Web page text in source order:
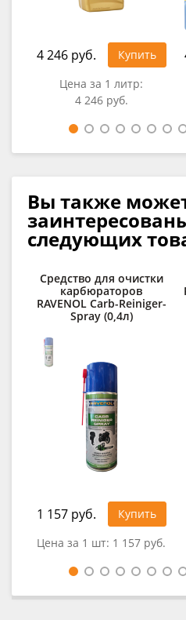
4 246 руб.
Купить
Цена за 1 литр:
4 246 руб.
Вы также
следующих
Средство для очистки
карбюраторов
RAVENOL Carb-Reiniger-
Spray (0,4л)
1 157 руб.
Купить
Цена за 1 шт: 1 157 руб.